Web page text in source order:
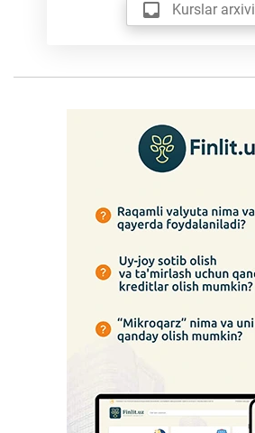
Kurslar arxivi